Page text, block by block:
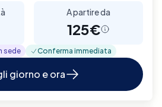
A partire da
125€
sede Conferma immediata
giorno e ora